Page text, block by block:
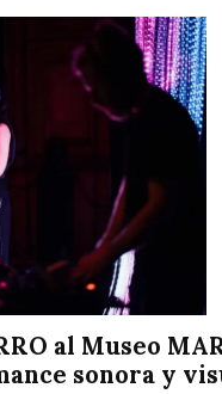
al Museo
sonora y